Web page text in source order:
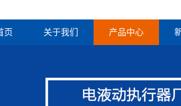
页 关于我们 产品中心